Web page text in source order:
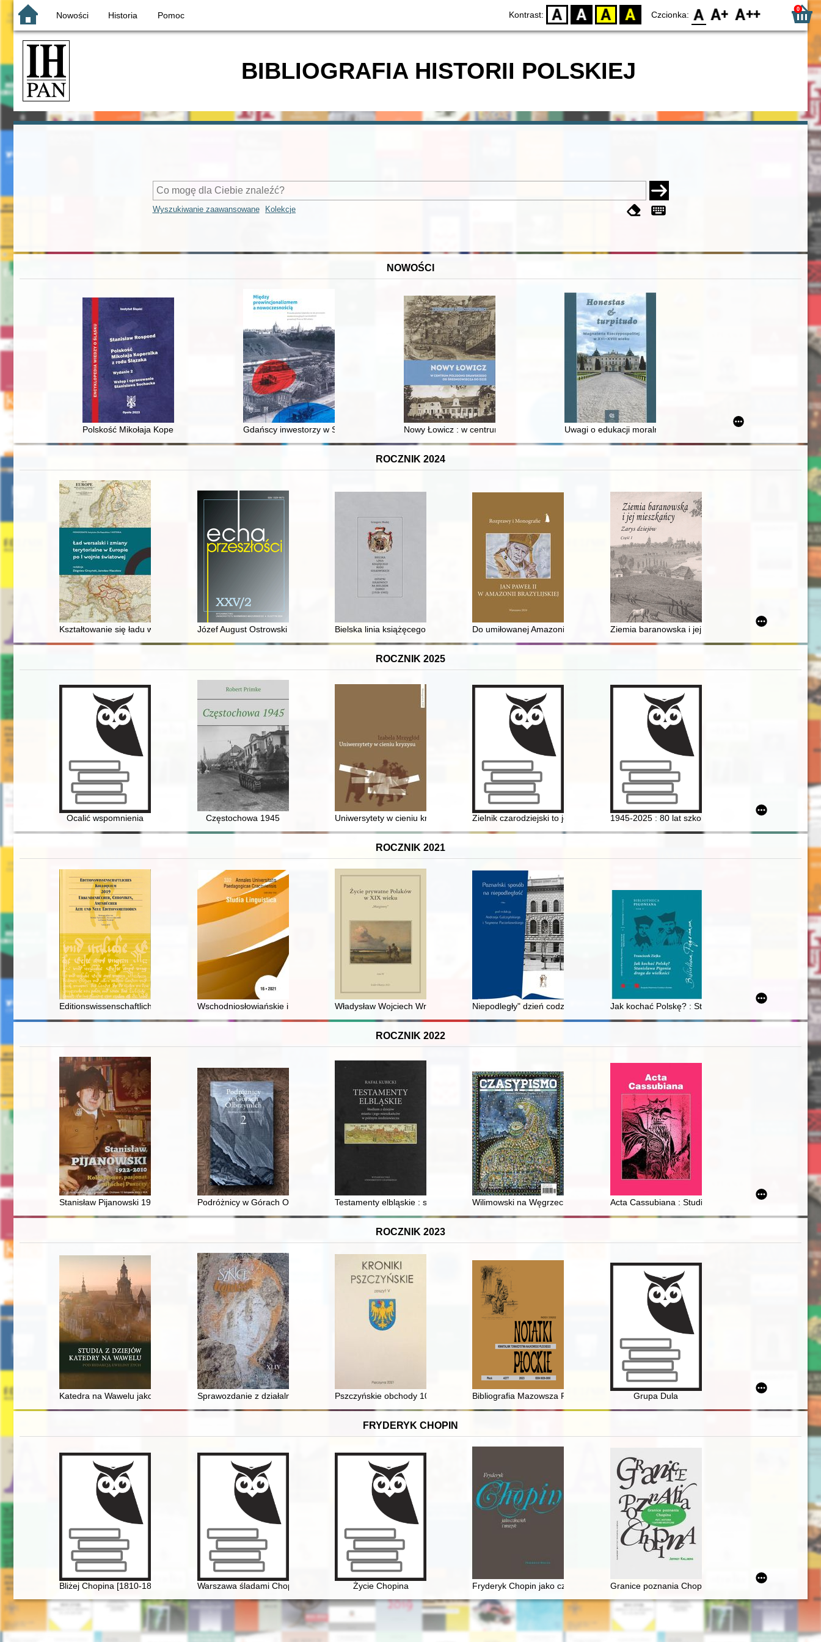
Nowości Historia Pomoc Kontrast: D BW YB BY Czcionka: F0 F1 F2 0
BIBLIOGRAFIA HISTORII POLSKIEJ
Wyszukiwanie zaawansowane Kolekcje
NOWOŚCI
Polskość Mikołaja Kopernika z rodu ŚlązakaGdańscy inwestorzy w Sopocie : prestiż finansowy i towarzyski lokalnego mieszczaństwa w 2. poł. XIX w
Nowy Łowicz : w centrum poligonu drawskiego od średniowiecza do dziśUwagi o edukacji moralnej synów szlacheckich w XVI-wiecznej
ROCZNIK 2024
Kształtowanie się ładu wersalskiego ze szczególnym uwzględnieniem II Rzeczypospolitej Polskiej w perspektywy hiszpańskiej
Józef August Ostrowski of the Korab Coat of Arms (1850-1923) : landowner, citizen, politician
Bielska linia książęcego rodu Sułkowskich : ostatni Sułkowscy na bielskim zamku (1918-1945)
Do umiłowanej Amazonii" : podróż apostolska Jana Pawła II do brazylijskiej Amazonii w
Ziemia baranowska i jej mieszkańcy : zarys dziejów.
ROCZNIK 2025
Ocalić wspomnienia Częstochowa 1945 Uniwersytety w cieniu kryzysu : nacjonalistyczna radykalizacja studentów Warszawy i Wiednia w okresie międzywojennym
Zielnik czarodziejski to jest Zbiór przesądów o roślinach1945-2025 : 80 lat szkolnictwa leśnego w Goraju :
ROCZNIK 2021
Editionswissenschaftliches Kolloquium 2019 : Urkundenbücher, Chroniken, Amtsbücher : alte und neue Editionsmethoden / herausgegeben von Helmut Flachenecker, Krzysztof Kopiński, Janusz
Wschodniosłowiańskie imię Chodor i jego polski odpowiednik Teodor jako podstawy toponimów w Polsce
Władysław Wojciech Wrześniowski (1865-1940) : portret prowincjonalnego lekarza
Niepodległy" dzień codzienny mieszkańców WielkopolskiJak kochać Polskę? : Stanisława Pigonia droga do
ROCZNIK 2022
Stanisław Pijanowski 1922-2010 : kolekcjoner, pasjonat z Głuchej Puszczy
Podróżnicy w Górach Olbrzymich : antologia tekstów źródłowych. 2Testamenty elbląskie : studium z dziejów miasta i jego mieszkańców w późnym średniowieczu
Wilimowski na Węgrzech? : wrześniowa emigracja 1939 roku z aferą futbolową w tle
Acta Cassubiana : Studia i materiały T. 24 (2022)
ROCZNIK 2023
Katedra na Wawelu jako element tradycji dla Karola Wojtyły : kilka refleksji z okresu przedpapieskiego
Sprawozdanie z działalności Towarzystwa Przyjaciół Nauk w Legnicy w 2022 r
Pszczyńskie obchody 100. rocznicy III Powstania ŚląskiegoBibliografia Mazowsza Płockiego za okres 1 X - 31 XII 2022 r
Grupa Dula
FRYDERYK CHOPIN
Bliżej Chopina [1810-1849] Warszawa śladami Chopina. SpacerownikŻycie Chopina Fryderyk Chopin jako człowiek i muzykGranice poznania Chopina. Płeć, historia i gatunek